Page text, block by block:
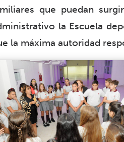
que puedan
la Escuela
la máxima autoridad